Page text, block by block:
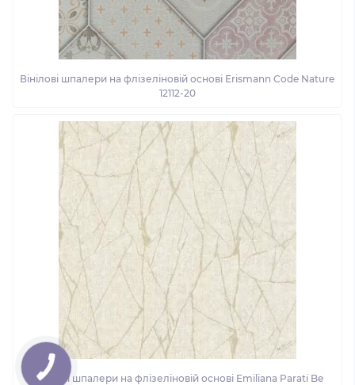
Вінілові шпалери на флізеліновій основі Erismann Code Nature
12112-20
Вінілові шпалери на флізеліновій основі Emiliana Parati Be